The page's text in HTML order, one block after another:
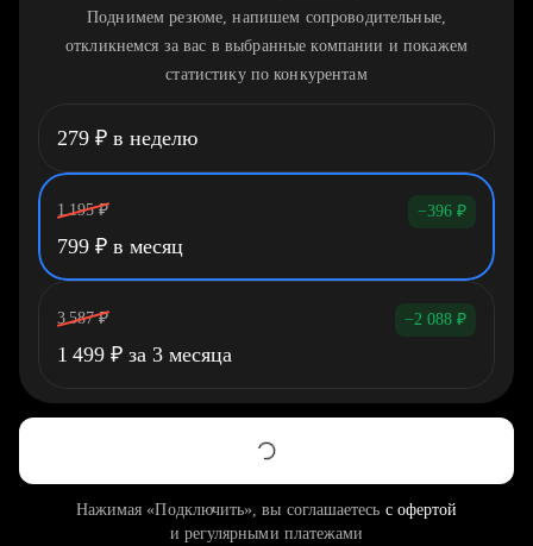
Поднимем резюме, напишем сопроводительные,
откликнемся за вас в выбранные компании и покажем
статистику по конкурентам
279 ₽ в неделю
1 195 ₽ −396 ₽
799 ₽ в месяц
3 587 ₽ −2 088 ₽
1 499 ₽ за 3 месяца
Нажимая «Подключить», вы соглашаетесь с офертой
и регулярными платежами